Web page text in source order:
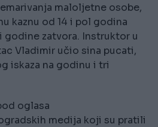
maloljetne osobe,
kaznu od 14 i pol godina
godine zatvora. Instruktor u
Vladimir učio sina pucati,
iskaza na godinu i tri
oglasa
medija koji su pratili